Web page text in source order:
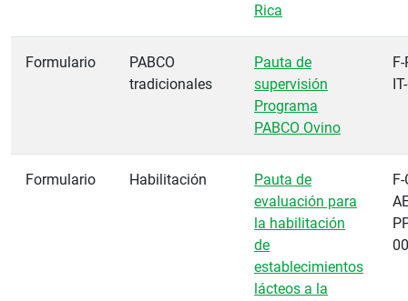
Rica
Formulario
PABCO
tradicionales
Pauta de
supervisión
Programa
PABCO Ovino
Formulario Habilitación
Pauta de
evaluación para
la habilitación
de
establecimientos
lácteos a la
F-